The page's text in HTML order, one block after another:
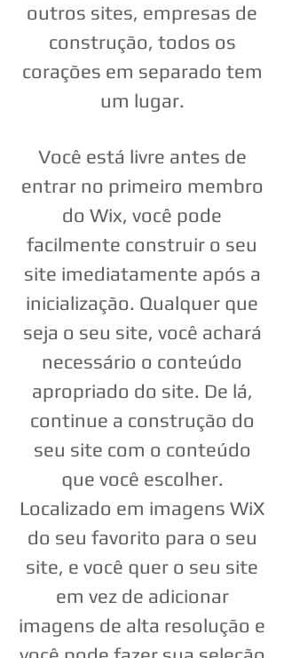
outros sites, empresas de
construção, todos os
corações em separado tem
um lugar.
Você está livre antes de
entrar no primeiro membro
do Wix, você pode
facilmente construir o seu
site imediatamente após a
inicialização. Qualquer que
seja o seu site, você achará
necessário o conteúdo
apropriado do site. De lá,
continue a construção do
seu site com o conteúdo
que você escolher.
Localizado em imagens WiX
do seu favorito para o seu
site, e você quer o seu site
em vez de adicionar
imagens de alta resolução e